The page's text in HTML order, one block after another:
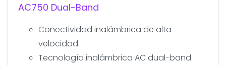
AC750 Dual-Band
Conectividad inalámbrica de alta
velocidad
Tecnología inalámbrica AC dual-band